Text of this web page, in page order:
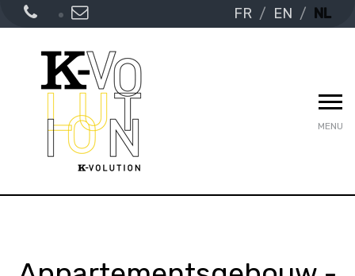
FR EN NL
MENU